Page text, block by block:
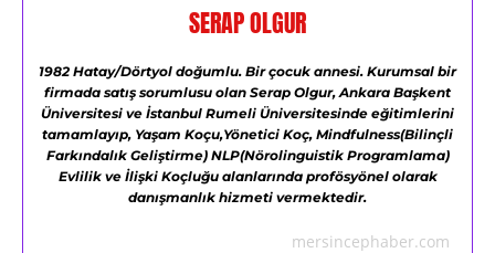
SERAP OLGUR
1982 Hatay/Dörtyol doğumlu. Bir çocuk annesi. Kurumsal bir
firmada satış sorumlusu olan Serap Olgur,Ankara Başkent
Üniversitesi ve İstanbul Rumeli Üniversitesinde eğitimlerini
tamamlayıp, Yaşam Koçu,Yönetici Koç, Mindfulness(Bilinçli
Farkındalık Geliştirme) NLP(Nörolinguistik Programlama)
Evlilik ve İlişki Koçluğu alanlarında profösyönel olarak
danışmanlık hizmeti vermektedir.
mersincephaber.com